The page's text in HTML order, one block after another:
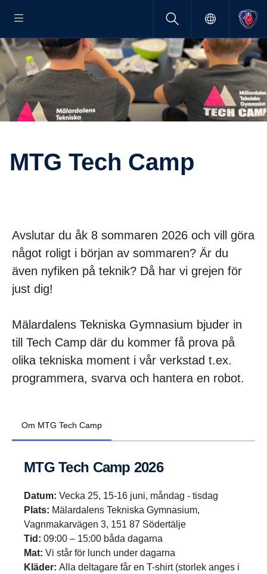
MTG Tech Camp
Avslutar du åk 8 sommaren 2026 och vill göra
något roligt i början av sommaren? Är du
även nyfiken på teknik? Då har vi grejen för
just dig!
Mälardalens Tekniska Gymnasium bjuder in
till Tech Camp där du kommer få prova på
olika tekniska moment i vår verkstad t.ex.
programmera, svarva och hantera en robot.
Om MTG Tech Camp
MTG Tech Camp 2026
Datum: Vecka 25, 15-16 juni, måndag - tisdag
Plats: Mälardalens Tekniska Gymnasium,
Vagnmakarvägen 3, 151 87 Södertälje
Tid: 09:00 – 15:00 båda dagarna
Mat: Vi står för lunch under dagarna
Kläder: Alla deltagare får en T-shirt (storlek anges i